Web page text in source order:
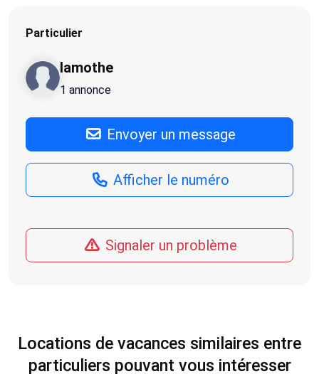
Particulier
lamothe
1 annonce
Envoyer un message
Afficher le numéro
Signaler un problème
Locations de vacances similaires entre
particuliers pouvant vous intéresser